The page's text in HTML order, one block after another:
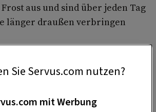
aus und sind über jeden Tag
länger draußen verbringen
Sie Servus.com nutzen?
mit Werbung